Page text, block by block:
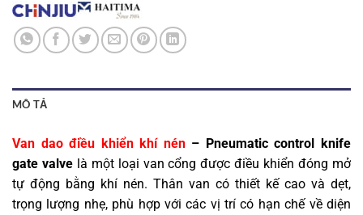
MÔ TẢ
Van dao điều khiển khí nén– Pneumatic control knife
gate valvelà một loại van cổng được điều khiển đóng mở
tự động bằng khí nén. Thân van có thiết kế cao và dẹt,
trọng lượng nhẹ, phù hợp với các vị trí có hạn chế về diện